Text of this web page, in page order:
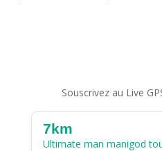
Souscrivez au Live
7km
Ultimate man manigod